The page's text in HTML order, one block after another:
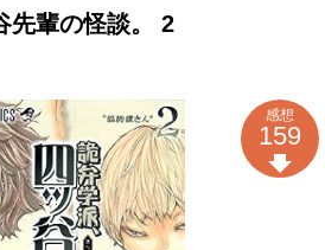
先輩の怪談。 2
感想
159